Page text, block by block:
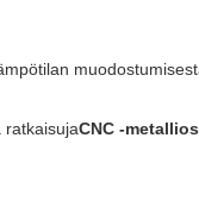
ratkaisujaCNC -